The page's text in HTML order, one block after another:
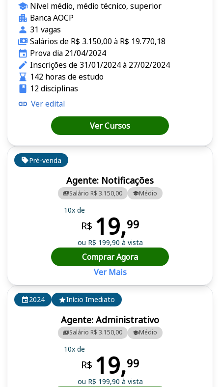
2024 Início Imediato
Agente: Administrativo
Salário R$ 3.150,00 Médio
10x de
R$ 19,99
ou R$ 199,90 à vista
Pré-venda
Agente: Notificações
Salário R$ 3.150,00 Médio
10x de
R$ 19,99
ou R$ 199,90 à vista
Comprar Agora
Ver Mais
Nível médio, médio técnico, superior
Banca AOCP
31 vagas
Salários de R$ 3.150,00 à R$ 19.770,18
Prova dia 21/04/2024
Inscrições de 31/01/2024 à 27/02/2024
142 horas de estudo
12 disciplinas
Ver edital
Ver Cursos